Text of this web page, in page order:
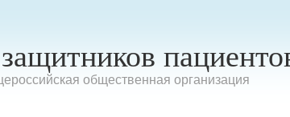
общественная организация